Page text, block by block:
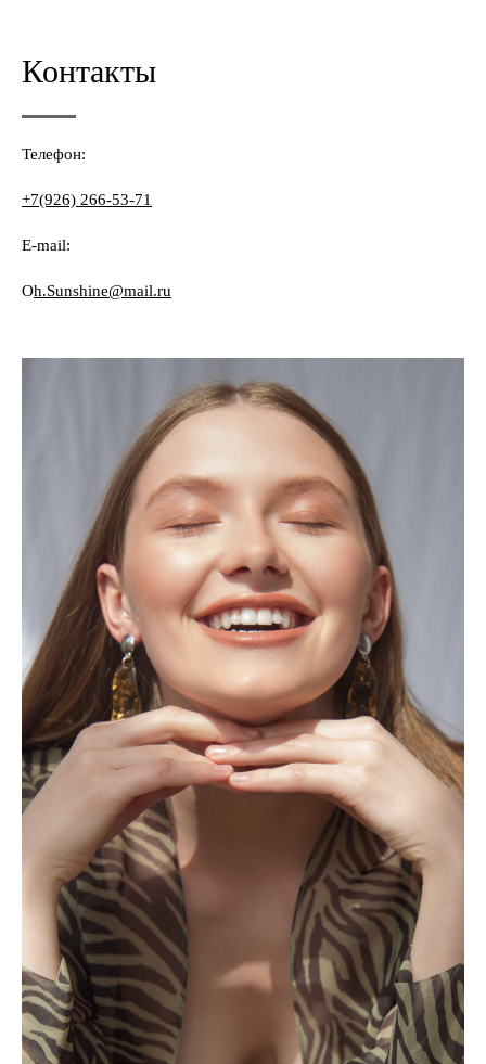
Контакты
Телефон:
+7(926) 266-53-71
E-mail:
Oh.Sunshine@mail.ru